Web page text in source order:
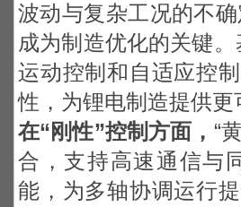
波动与复杂工况的不确
成为制造优化的关键
运动控制和自适应控
性，为锂电制造提供
在“刚性”控制方面， “
合，支持高速通信与
能，为多轴协调运行